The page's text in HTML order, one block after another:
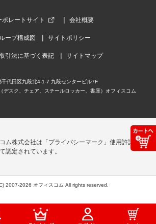
ポレートサイト 会社概要
ープ構成図 サイトポリシー
引法に基づく表記 サイトマップ
千代田区九段北4-1-7 九段センタービル7F
デスク、チェア、スチールロッカー、書庫）オフィスコム
ム株式会社は「プライバシーマーク」使用許諾事
認定されています。
2007-2026 オフィスコム All rights reserved.